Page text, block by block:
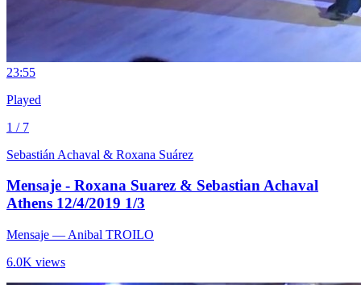
23:55
Played
1 / 7
Sebastián Achaval & Roxana Suárez
Mensaje - Roxana Suarez & Sebastian Achaval
Athens 12/4/2019 1/3
Mensaje — Anibal TROILO
6.0K views